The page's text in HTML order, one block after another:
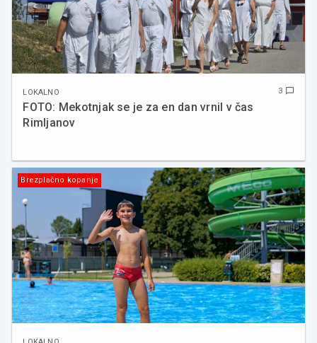
LOKALNO 3 chat_bubble_outline
FOTO: Mekotnjak se je za en dan vrnil v čas
Rimljanov
Brezplačno kopanje